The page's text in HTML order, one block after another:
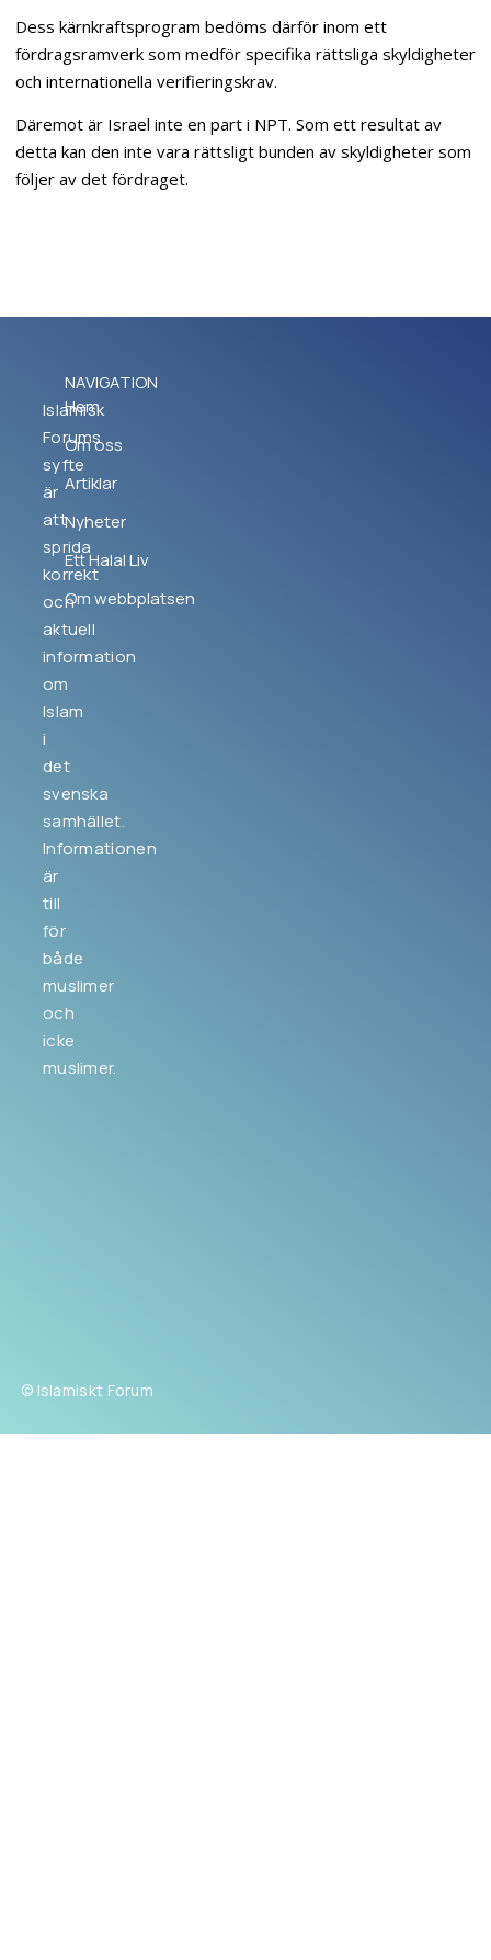
Dess kärnkraftsprogram bedöms därför inom ett
fördragsramverk som medför specifika rättsliga skyldigheter
och internationella verifieringskrav.
Däremot är Israel inte en part i NPT. Som ett resultat av
detta kan den inte vara rättsligt bunden av skyldigheter som
följer av det fördraget.
Islamisk
Forums
syfte
är
att
sprida
korrekt
och
aktuell
information
om
Islam
i
det
svenska
samhället.
Informationen
är
till
för
både
muslimer
och
icke
muslimer.
NAVIGATION
Hem
Om oss
Artiklar
Nyheter
Ett Halal Liv
Om webbplatsen
© Islamiskt Forum